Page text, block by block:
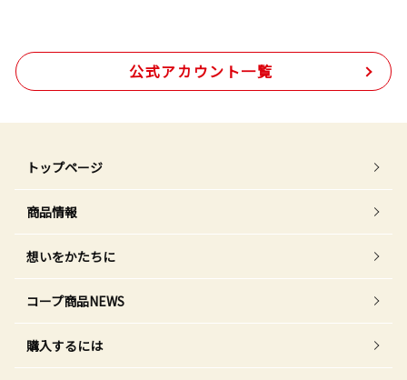
公式アカウント一覧
トップページ
商品情報
想いをかたちに
コープ商品NEWS
購入するには